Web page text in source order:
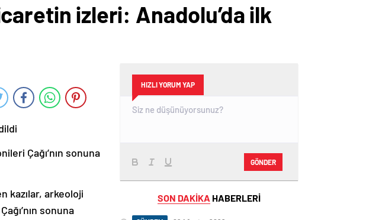
izleri: Anadolu’da ilk
Çağı’nın sonuna
kazılar, arkeoloji
sonuna
HIZLI YORUM YAP
GÖNDER
SON DAKİKA HABERLERİ